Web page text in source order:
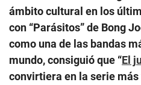
ámbito cultural en los
con “Parásitos” de Bong
como una de las bandas
mundo, consiguió que “El
convirtiera en la serie